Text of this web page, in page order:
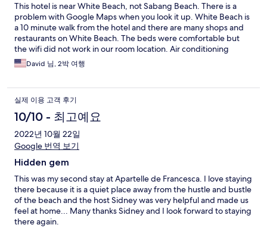
This hotel is near White Beach, not Sabang Beach. There is a
problem with Google Maps when you look it up. White Beach is
a 10 minute walk from the hotel and there are many shops and
restaurants on White Beach. The beds were comfortable but
the wifi did not work in our room location. Air conditioning
cooled the room but the extra warm temperatures were too
much for the unit. Overall 4 out of 5. Staff was very friendly and
David 님, 2박 여행
실제 이용 고객 후기
10/10 - 최고예요
2022년 10월 22일
Google 번역 보기
Hidden gem
This was my second stay at Apartelle de Francesca. I love staying
there because it is a quiet place away from the hustle and bustle
of the beach and the host Sidney was very helpful and made us
feel at home... Many thanks Sidney and I look forward to staying
there again.